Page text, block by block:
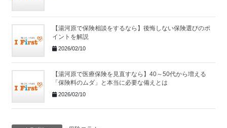
【湯河原で保険相談をするなら】後悔しない保険選びのポ
イントを解説
2026/02/10
【湯河原で医療保険を見直すなら】40～50代から増える
「保険料のムダ」と本当に必要な備えとは
2026/02/10